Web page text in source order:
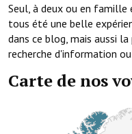
Seul, à deux ou en famille
tous été une belle
dans ce blog, mais aussi
recherche d'information
Carte de nos